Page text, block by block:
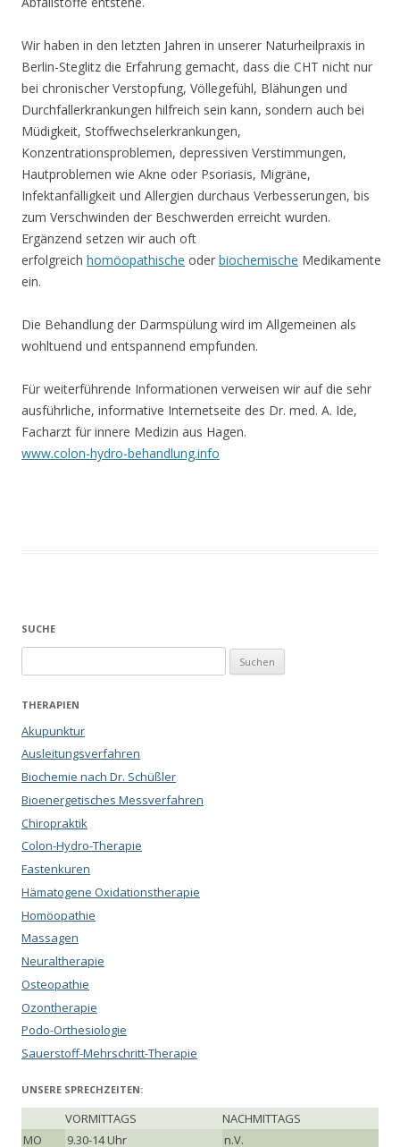
Wir haben in den letzten Jahren in unserer Naturheilpraxis in
Berlin-Steglitz die Erfahrung gemacht, dass die CHT nicht nur
bei chronischer Verstopfung, Völlegefühl, Blähungen und
Durchfallerkrankungen hilfreich sein kann, sondern auch bei
Müdigkeit, Stoffwechselerkrankungen,
Konzentrationsproblemen, depressiven Verstimmungen,
Hautproblemen wie Akne oder Psoriasis, Migräne,
Infektanfälligkeit und Allergien durchaus Verbesserungen, bis
zum Verschwinden der Beschwerden erreicht wurden.
Ergänzend setzen wir auch oft
erfolgreich homöopathische oder biochemische Medikamente
ein.
Die Behandlung der Darmspülung wird im Allgemeinen als
wohltuend und entspannend empfunden.
Für weiterführende Informationen verweisen wir auf die sehr
ausführliche, informative Internetseite des Dr. med. A. Ide,
Facharzt für innere Medizin aus Hagen.
www.colon-hydro-behandlung.info
SUCHE
nach:
THERAPIEN
Akupunktur
Ausleitungsverfahren
Biochemie nach Dr. Schüßler
Bioenergetisches Messverfahren
Chiropraktik
Colon-Hydro-Therapie
Fastenkuren
Hämatogene Oxidationstherapie
Homöopathie
Massagen
Neuraltherapie
Osteopathie
Ozontherapie
Podo-Orthesiologie
Sauerstoff-Mehrschritt-Therapie
UNSERE SPRECHZEITEN:
VORMITTAGS
NACHMITTAGS
MO
9.30-14 Uhr n.V.